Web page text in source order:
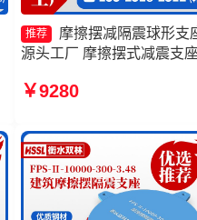
推荐
摩擦摆减隔震球形支
源头工厂 摩擦摆式减震支
6000-350-3.81生产厂家 摩
￥9280